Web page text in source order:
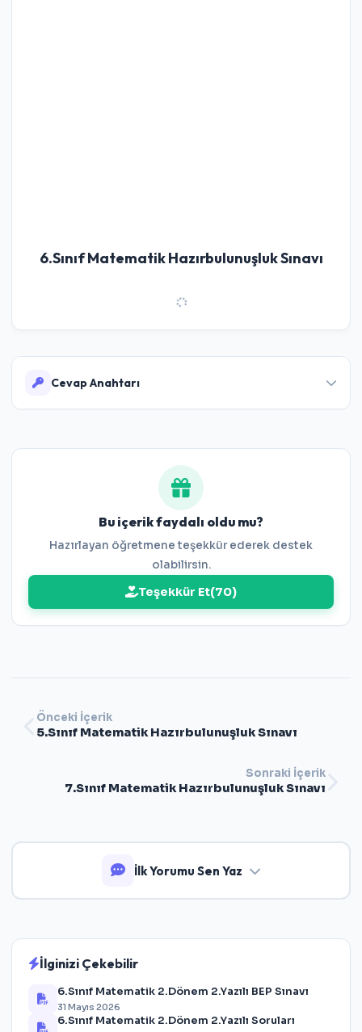
6.Sınıf Matematik Hazırbulunuşluk Sınavı
Cevap Anahtarı
11-B 12-A 13-A 14-D 15-B 16-C 17-D 18-D 19-B 20-D 21-
Bu içerik faydalı oldu mu?
Hazırlayan öğretmene teşekkür ederek destek
olabilirsin.
Teşekkür Et(70)
Önceki İçerik
5.Sınıf Matematik Hazırbulunuşluk Sınavı
Sonraki İçerik
7.Sınıf Matematik Hazırbulunuşluk Sınavı
İlk Yorumu Sen Yaz
İlginizi Çekebilir
6.Sınıf Matematik 2.Dönem 2.Yazılı BEP Sınavı
31 Mayıs 2026
6.Sınıf Matematik 2.Dönem 2.Yazılı Soruları